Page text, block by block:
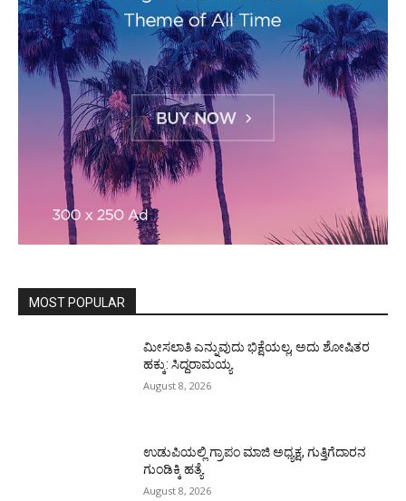
MOST POPULAR
ಮೀಸಲಾತಿ ಎನ್ನುವುದು ಭಿಕ್ಷೆಯಲ್ಲ, ಅದು ಶೋಷಿತರ
ಹಕ್ಕು: ಸಿದ್ದರಾಮಯ್ಯ
August 8, 2026
ಉಡುಪಿಯಲ್ಲಿ ಗ್ರಾಪಂ ಮಾಜಿ ಅಧ್ಯಕ್ಷ, ಗುತ್ತಿಗೆದಾರನ
ಗುಂಡಿಕ್ಕಿ ಹತ್ಯೆ
August 8, 2026